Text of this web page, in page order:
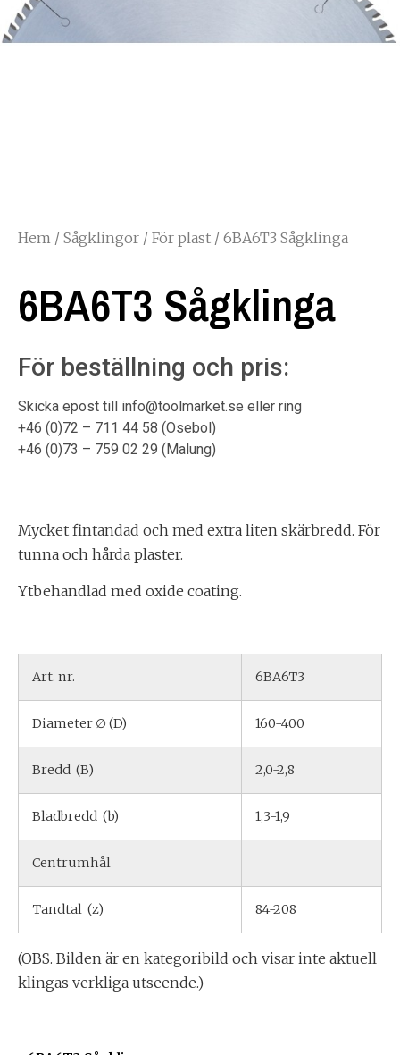
Hem / Sågklingor / För plast / 6BA6T3 Sågklinga
6BA6T3 Sågklinga
För beställning och pris:
Skicka epost till info@toolmarket.se eller ring
+46 (0)72 – 711 44 58 (Osebol)
+46 (0)73 – 759 02 29 (Malung)
Mycket fintandad och med extra liten skärbredd. För
tunna och hårda plaster.
Ytbehandlad med oxide coating.
Art. nr. 6BA6T3
Diameter ∅ (D) 160-400
Bredd (B) 2,0-2,8
Bladbredd (b) 1,3-1,9
Centrumhål
Tandtal (z) 84-208
(OBS. Bilden är en kategoribild och visar inte aktuell
klingas verkliga utseende.)